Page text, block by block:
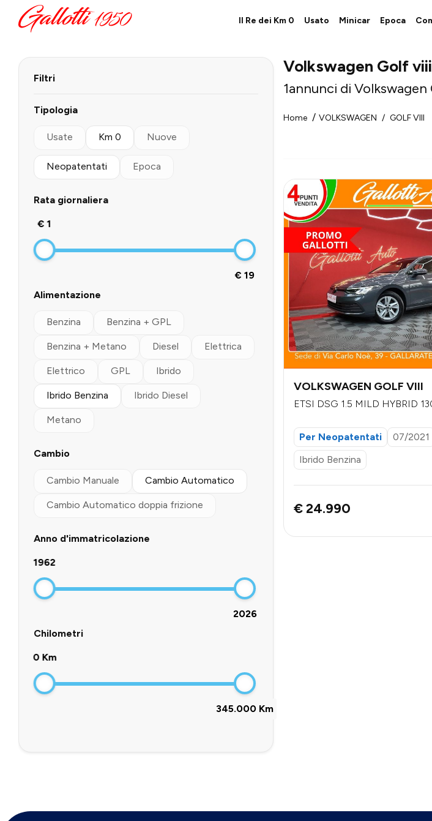
Il Re dei Km 0 Usato Minicar Epoca
Filtri
Tipologia
Usate Km 0 Nuove
Neopatentati Epoca
Rata giornaliera
€ 1
€ 19
Alimentazione
Benzina Benzina + GPL
Benzina + Metano Diesel Elettrica
Elettrico GPL Ibrido
Ibrido Benzina Ibrido Diesel
Metano
Cambio
Cambio Manuale Cambio Automatico
Cambio Automatico doppia frizione
Anno d'immatricolazione
1962
2026
Chilometri
0 Km
345.000 Km
Volkswagen Golf
1annunci di
Home VOLKSWAGEN
GOLF VIII
VOLKSWAGEN GOLF VIII
ETSI DSG 1.5 MILD HYBRID
Per Neopatentati
07/2021
Ibrido Benzina
€ 24.990